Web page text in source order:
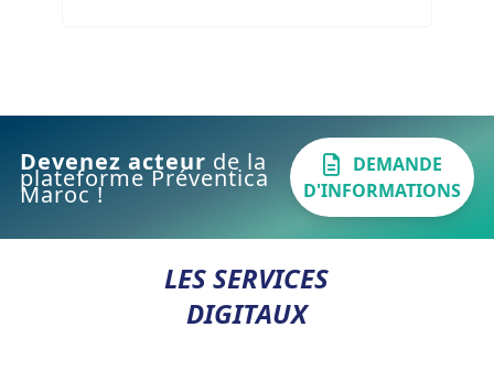
Devenez acteur de la
plateforme Préventica
Maroc !
DEMANDE
D'INFORMATIONS
LES SERVICES
DIGITAUX